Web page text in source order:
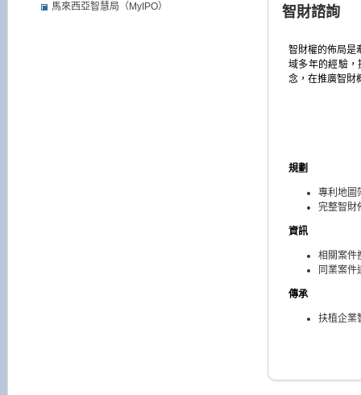
智財諮詢
智財權的佈局是
域多年的經驗
念，在推廣智財
規劃
專利地圖
完整智財
資訊
相關案件
同業案件
傳承
扶植企業
馬來西亞智慧局（MyIPO）